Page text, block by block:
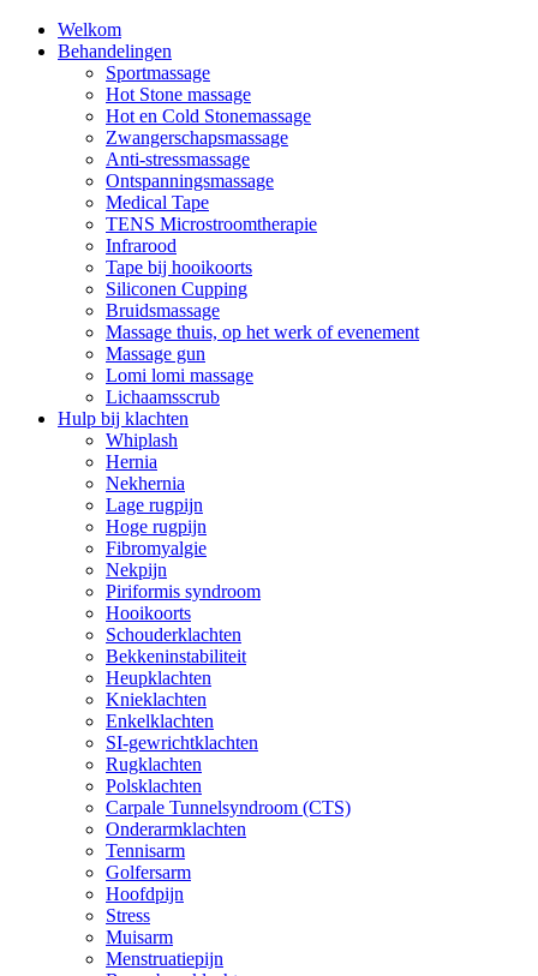
Welkom
Behandelingen
Sportmassage
Hot Stone massage
Hot en Cold Stonemassage
Zwangerschapsmassage
Anti-stressmassage
Ontspanningsmassage
Medical Tape
TENS Microstroomtherapie
Infrarood
Tape bij hooikoorts
Siliconen Cupping
Bruidsmassage
Massage thuis, op het werk of evenement
Massage gun
Lomi lomi massage
Lichaamsscrub
Hulp bij klachten
Whiplash
Hernia
Nekhernia
Lage rugpijn
Hoge rugpijn
Fibromyalgie
Nekpijn
Piriformis syndroom
Hooikoorts
Schouderklachten
Bekkeninstabiliteit
Heupklachten
Knieklachten
Enkelklachten
SI-gewrichtklachten
Rugklachten
Polsklachten
Carpale Tunnelsyndroom (CTS)
Onderarmklachten
Tennisarm
Golfersarm
Hoofdpijn
Stress
Muisarm
Menstruatiepijn